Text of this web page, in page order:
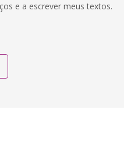
e a escrever meus textos.